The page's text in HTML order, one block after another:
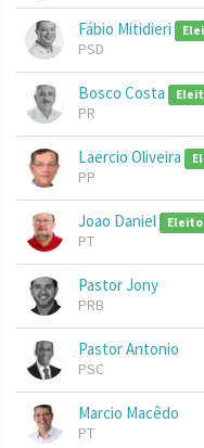
Fábio Mitidieri
PSD
Bosco Costa
PR
Laercio Oliveira
PP
Joao Daniel Eleito
PT
Pastor Jony
PRB
Pastor Antonio
PSC
Marcio Macêdo
PT